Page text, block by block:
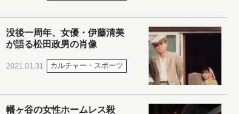
没後一周年、女優・伊藤清美
が語る松田政男の肖像
2021.01.31 カルチャー・スポーツ
幡ヶ谷の女性ホームレス殺